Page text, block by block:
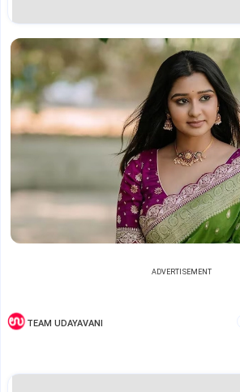
ADVERTISEMENT
TEAM UDAYAVANI